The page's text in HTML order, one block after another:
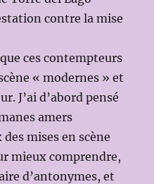
contre la mise
ces contempteurs
« modernes » et
J’ai d’abord pensé
amers
mises en scène
mieux comprendre,
d’antonymes, et